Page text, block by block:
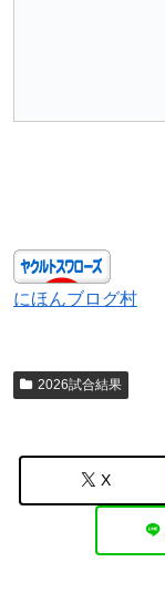
にほんブログ村
2026試合結果
X